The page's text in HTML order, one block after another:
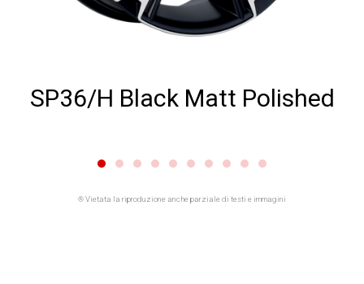
SP367H Black Matt Polished
® Vietata la riproduzione anche parziale di testi e immagini